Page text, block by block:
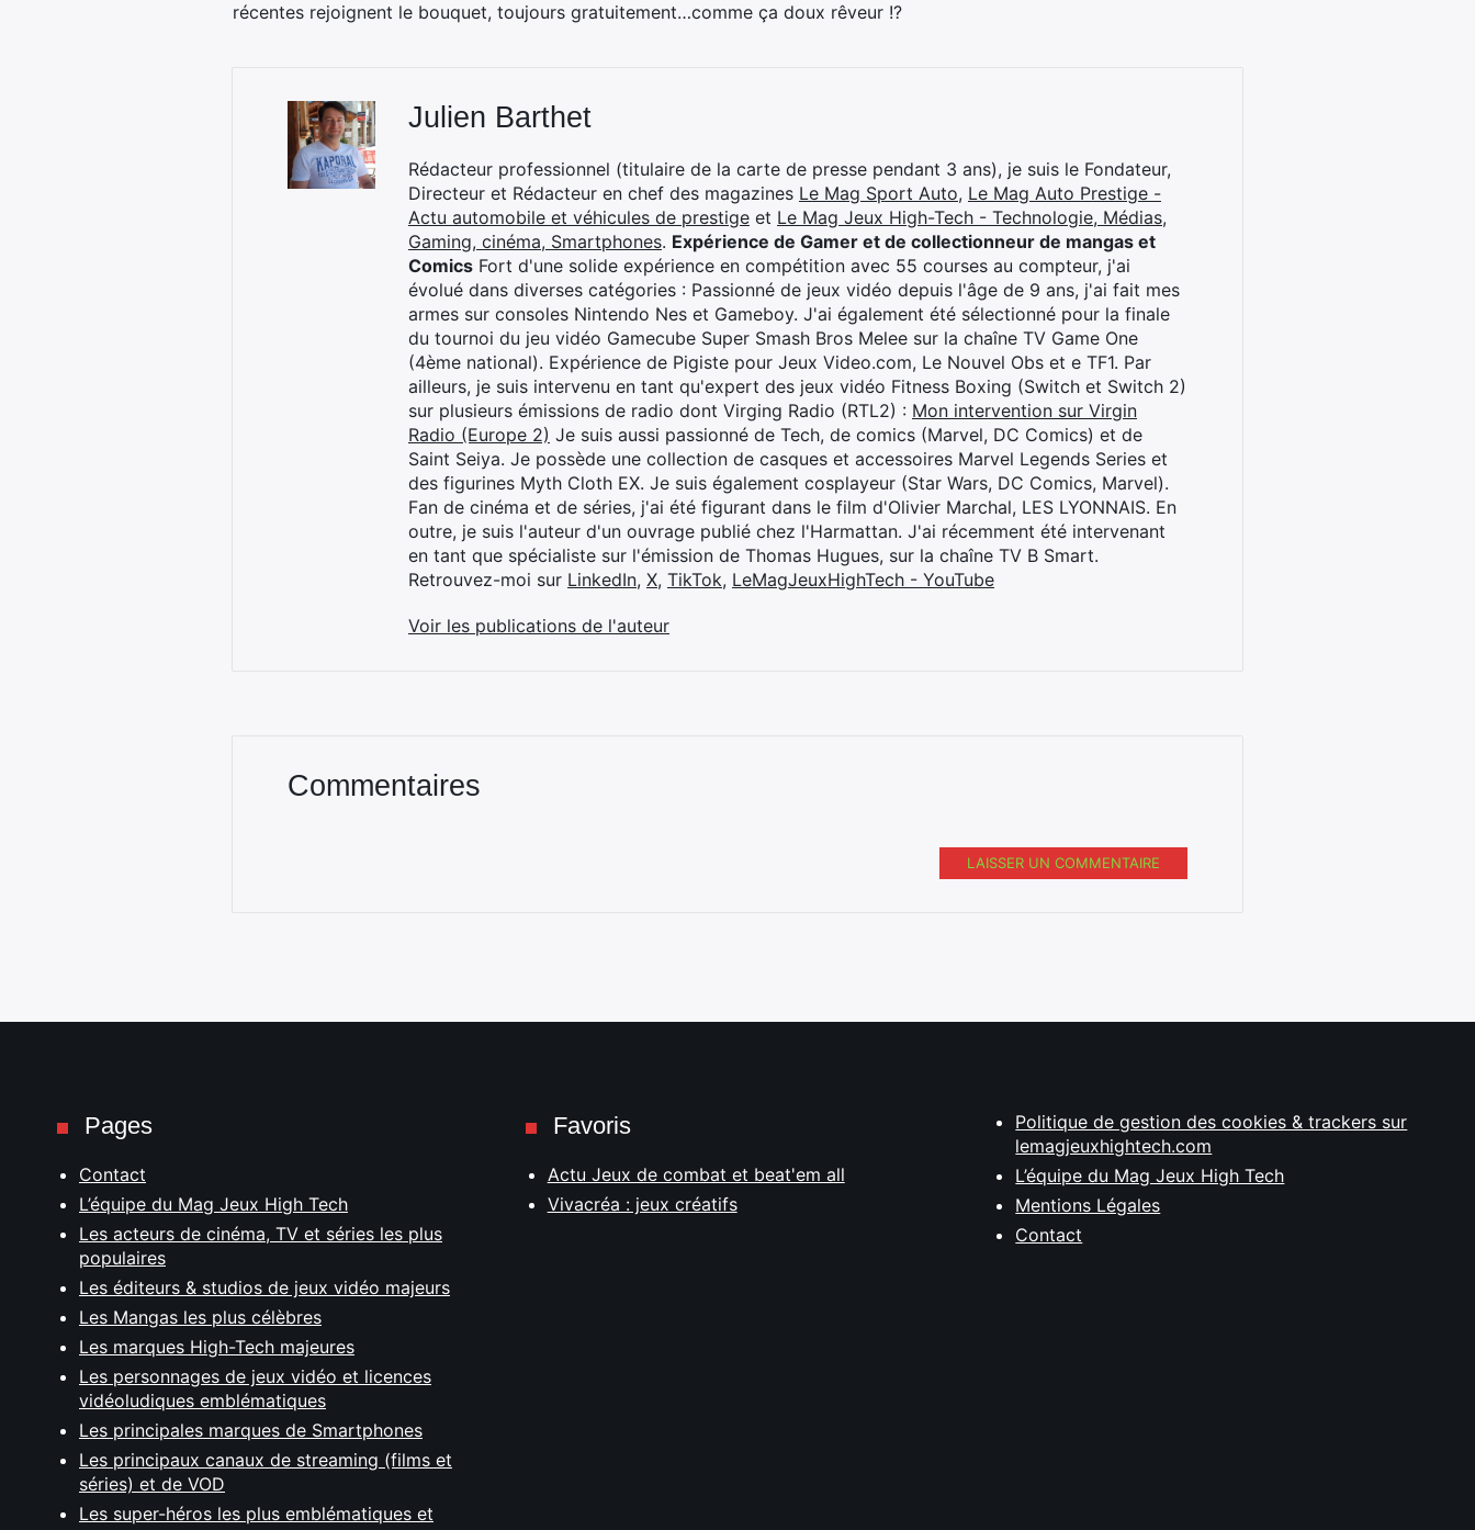
récentes rejoignent le bouquet, toujours gratuitement…comme ça doux rêveur !?
Julien Barthet
Rédacteur professionnel (titulaire de la carte de presse pendant 3 ans), je suis le Fondateur,
Directeur et Rédacteur en chef des magazines Le Mag Sport Auto, Le Mag Auto Prestige -
Actu automobile et véhicules de prestige et Le Mag Jeux High-Tech - Technologie, Médias,
Gaming, cinéma, Smartphones. Expérience de Gamer et de collectionneur de mangas et
Comics Fort d'une solide expérience en compétition avec 55 courses au compteur, j'ai
évolué dans diverses catégories : Passionné de jeux vidéo depuis l'âge de 9 ans, j'ai fait mes
armes sur consoles Nintendo Nes et Gameboy. J'ai également été sélectionné pour la finale
du tournoi du jeu vidéo Gamecube Super Smash Bros Melee sur la chaîne TV Game One
(4ème national). Expérience de Pigiste pour Jeux Video.com, Le Nouvel Obs et e TF1. Par
ailleurs, je suis intervenu en tant qu'expert des jeux vidéo Fitness Boxing (Switch et Switch 2)
sur plusieurs émissions de radio dont Virging Radio (RTL2) : Mon intervention sur Virgin
Radio (Europe 2) Je suis aussi passionné de Tech, de comics (Marvel, DC Comics) et de
Saint Seiya. Je possède une collection de casques et accessoires Marvel Legends Series et
des figurines Myth Cloth EX. Je suis également cosplayeur (Star Wars, DC Comics, Marvel).
Fan de cinéma et de séries, j'ai été figurant dans le film d'Olivier Marchal, LES LYONNAIS. En
outre, je suis l'auteur d'un ouvrage publié chez l'Harmattan. J'ai récemment été intervenant
en tant que spécialiste sur l'émission de Thomas Hugues, sur la chaîne TV B Smart.
Retrouvez-moi sur LinkedIn, X, TikTok, LeMagJeuxHighTech - YouTube
Voir les publications de l'auteur
Commentaires
LAISSER UN COMMENTAIRE
Pages
Contact
L’équipe du Mag Jeux High Tech
Les acteurs de cinéma, TV et séries les plus
populaires
Les éditeurs & studios de jeux vidéo majeurs
Les Mangas les plus célèbres
Les marques High-Tech majeures
Les personnages de jeux vidéo et licences
vidéoludiques emblématiques
Les principales marques de Smartphones
Les principaux canaux de streaming (films et
séries) et de VOD
Les super-héros les plus emblématiques et
Favoris
Actu Jeux de combat et beat'em all
Vivacréa : jeux créatifs
Politique de gestion des cookies & trackers sur
lemagjeuxhightech.com
L’équipe du Mag Jeux High Tech
Mentions Légales
Contact